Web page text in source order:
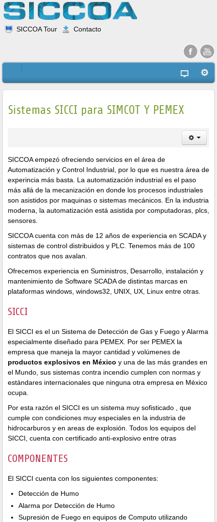
SICCOA Tour Contacto
Sistemas SICCI para SIMCOT Y PEMEX
SICCOA empezó ofreciendo servicios en el área de
Automatización y Control Industrial, por lo que es nuestra área de
experincia más basta. La automatización industrial es el paso
más allá de la mecanización en donde los procesos industriales
son asistidos por maquinas o sistemas mecánicos. En la industria
moderna, la automatización está asistida por computadoras, plcs,
sensores.
SICCOA cuenta con más de 12 años de experiencia en SCADA y
sistemas de control distribuidos y PLC. Tenemos más de 100
contratos que nos avalan.
Ofrecemos experiencia en Suministros, Desarrollo, instalación y
mantenimiento de Software SCADA de distintas marcas en
plataformas windows, windows32, UNIX, UX, Linux entre otras.
SICCI
El SICCI es el un Sistema de Detección de Gas y Fuego y Alarma
especialmente diseñado para PEMEX. Por ser PEMEX la
empresa que maneja la mayor cantidad y volúmenes de
productos explosivos en México y una de las más grandes en
el Mundo, sus sistemas contra incendio cumplen con normas y
estándares internacionales que ninguna otra empresa en México
ocupa.
Por esta razón el SICCI es un sistema muy sofisticado , que
cumple con condiciones muy especiales en la industria de
hidrocarburos y en areas de explosión. Todos los equipos del
SICCI, cuenta con certificado anti-explosivo entre otras
COMPONENTES
El SICCI cuenta con los siguientes componentes:
Detección de Humo
Alarma por Detección de Humo
Supresión de Fuego en equipos de Computo utilizando